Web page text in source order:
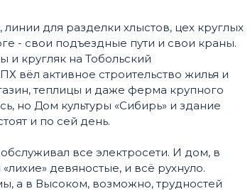
для разделки хлыстов, цех круглых
- свои подъездные пути и свои краны.
и кругляк на Тобольский
вёл активное строительство жилья и
теплицы и даже ферма крупного
но Дом культуры «Сибирь» и здание
и по сей день.
все электросети. И дом, в
девяностые, и всё рухнуло.
а в Высоком, возможно, трудностей